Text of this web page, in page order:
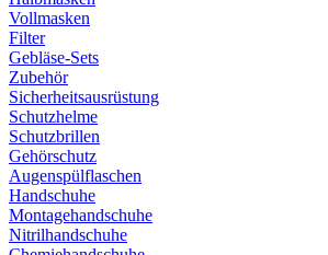
Vollmasken
Filter
Gebläse-Sets
Zubehör
Sicherheitsausrüstung
Schutzhelme
Schutzbrillen
Gehörschutz
Augenspülflaschen
Handschuhe
Montagehandschuhe
Nitrilhandschuhe